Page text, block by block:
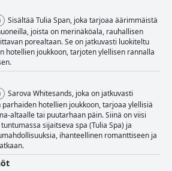
Sisältää Tulia Span, joka tarjoaa äärimmäistä
joista on merinäköala, rauhallisen
porealtaan. Se on jatkuvasti luokiteltu
hotellien joukkoon, tarjoten ylellisen rannalla
Sarova Whitesands, joka on jatkuvasti
hotellien joukkoon, tarjoaa ylellisiä
altaalle tai puutarhaan päin. Siinä on viisi
sijaitseva spa (Tulia Spa) ja
ihanteellinen romanttiseen ja